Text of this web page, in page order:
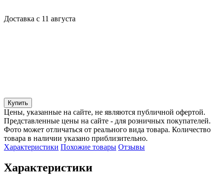
Доставка с 11 августа
Купить
Цены, указанные на сайте, не являются публичной офертой.
Представленные цены на сайте - для розничных покупателей.
Фото может отличаться от реального вида товара. Количество
товара в наличии указано приблизительно.
Характеристики Похожие товары Отзывы
Характеристики